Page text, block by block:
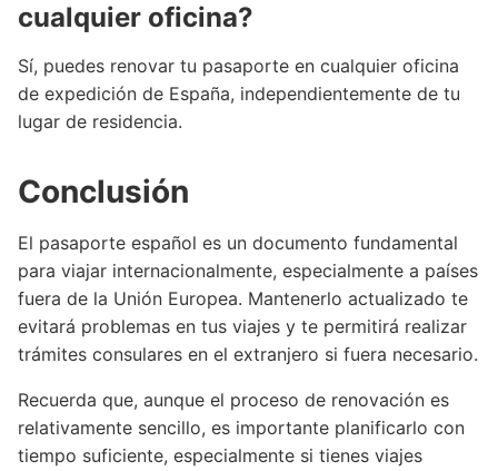
cualquier oficina?
Sí, puedes renovar tu pasaporte en cualquier oficina
de expedición de España, independientemente de tu
lugar de residencia.
Conclusión
El pasaporte español es un documento fundamental
para viajar internacionalmente, especialmente a países
fuera de la Unión Europea. Mantenerlo actualizado te
evitará problemas en tus viajes y te permitirá realizar
trámites consulares en el extranjero si fuera necesario.
Recuerda que, aunque el proceso de renovación es
relativamente sencillo, es importante planificarlo con
tiempo suficiente, especialmente si tienes viajes